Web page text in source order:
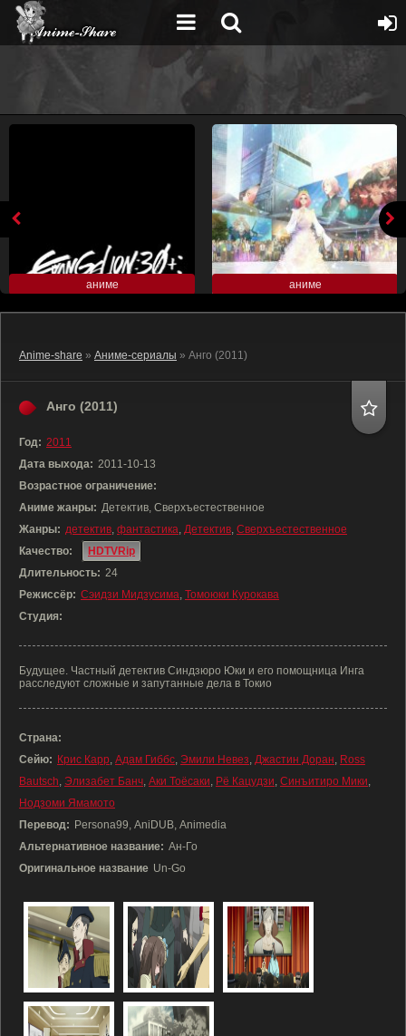
аниме аниме
Anime-share » Аниме-сериалы » Анго (2011)
Анго (2011)
Год: 2011
Дата выхода: 2011-10-13
Возрастное ограничение:
Аниме жанры: Детектив, Сверхъестественное
Жанры: детектив, фантастика, Детектив, Сверхъестественное
Качество:
HDTVRip
Длительность: 24
Режиссёр: Сэидзи Мидзусима, Томоюки Курокава
Студия:
Будущее. Частный детектив Синдзюро Юки и его помощница Инга
расследуют сложные и запутанные дела в Токио
Страна:
Сейю: Крис Карр, Адам Гиббс, Эмили Невез, Джастин Доран, Ross
Bautsch, Элизабет Банч, Аки Тоёсаки, Рё Кацудзи, Синъитиро Мики,
Нодзоми Ямамото
Перевод: Persona99, AniDUB, Animedia
Альтернативное название: Ан-Го
Оригинальное название Un-Go